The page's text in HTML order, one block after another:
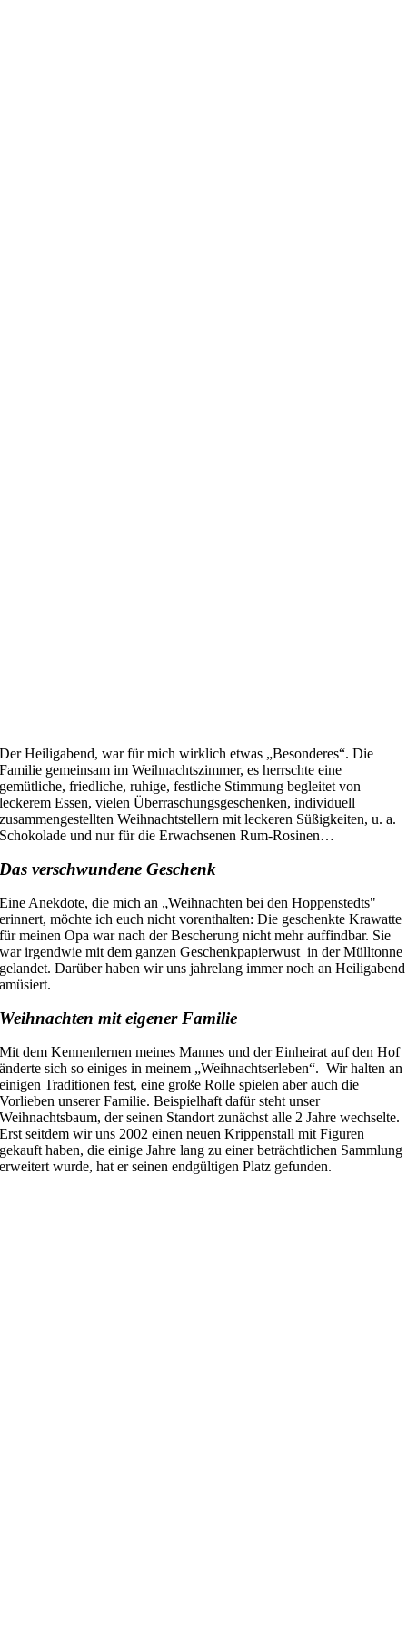
Der Heiligabend, war für mich wirklich etwas „Besonderes“. Die
Familie gemeinsam im Weihnachtszimmer, es herrschte eine
gemütliche, friedliche, ruhige, festliche Stimmung begleitet von
leckerem Essen, vielen Überraschungsgeschenken, individuell
zusammengestellten Weihnachtstellern mit leckeren Süßigkeiten, u. a.
Schokolade und nur für die Erwachsenen Rum-Rosinen…
Das verschwundene Geschenk
Eine Anekdote, die mich an „Weihnachten bei den Hoppenstedts"
erinnert, möchte ich euch nicht vorenthalten: Die geschenkte Krawatte
für meinen Opawarnach der Bescherung nicht mehr auffindbar. Sie
war irgendwie mit dem ganzen Geschenkpapierwust in der Mülltonne
gelandet. Darüber haben wir uns jahrelang immer noch an Heiligabend
amüsiert.
Weihnachten mit eigener Familie
Mit dem Kennenlernen meines Mannes und der Einheirat auf den Hof
änderte sich so einiges in meinem „Weihnachtserleben“. Wir halten an
einigen Traditionen fest, eine große Rolle spielen aber auch die
Vorlieben unserer Familie. Beispielhaft dafür steht unser
Weihnachtsbaum, der seinen Standort zunächst alle 2 Jahre wechselte.
Erst seitdem wir uns 2002 einen neuen Krippenstall mit Figuren
gekauft haben, die einige Jahre lang zu einer beträchtlichen Sammlung
erweitert wurde, hat er seinen endgültigen Platz gefunden.